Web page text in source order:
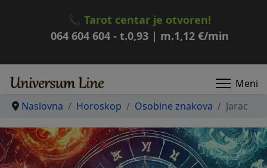
📞 Tarot centar je otvoren!
064 604 604- t.0,93| m.1,12€/min
Naslovna Horoskop Osobine znakova Jarac